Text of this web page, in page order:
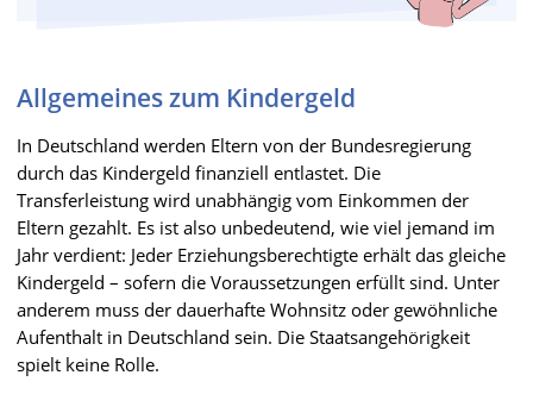
Allgemeines zum Kindergeld
In Deutschland werden Eltern von der Bundesregierung
durch das Kindergeld finanziell entlastet. Die
Transferleistung wird unabhängig vom Einkommen der
Eltern gezahlt. Es ist also unbedeutend, wie viel jemand im
Jahr verdient: Jeder Erziehungsberechtigte erhält das gleiche
Kindergeld – sofern die Voraussetzungen erfüllt sind. Unter
anderem muss der dauerhafte Wohnsitz oder gewöhnliche
Aufenthalt in Deutschland sein. Die Staatsangehörigkeit
spielt keine Rolle.